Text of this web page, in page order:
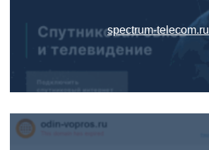
spectrum-telecom.ru